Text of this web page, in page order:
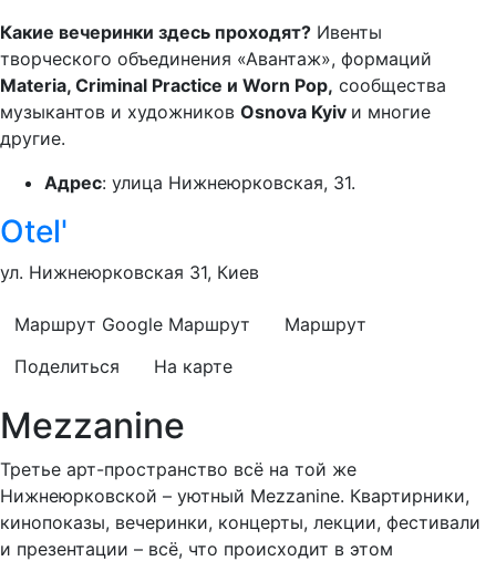
Какие вечеринки здесь проходят? Ивенты
творческого объединения «Авантаж», формаций
Materia, Criminal Practice и Worn Pop, сообщества
музыкантов и художников Osnova Kyiv и многие
другие.
Адрес: улица Нижнеюрковская, 31.
Otel'
ул. Нижнеюрковская 31, Киев
Маршрут Google Маршрут
Маршрут
Поделиться
На карте
Mezzanine
Третье арт-пространство всё на той же
Нижнеюрковской – уютный Mezzanine. Квартирники,
кинопоказы, вечеринки, концерты, лекции, фестивали
и презентации – всё, что происходит в этом